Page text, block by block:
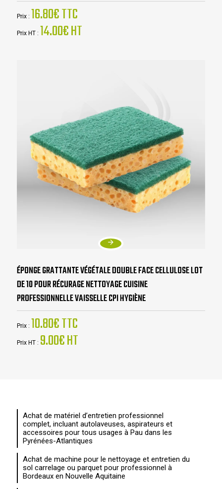
Prix : 16.80€ TTC
Prix HT : 14.00€ HT
ÉPONGE GRATTANTE VÉGÉTALE DOUBLE FACE CELLULOSE LOT
DE 10 POUR RÉCURAGE NETTOYAGE CUISINE
PROFESSIONNELLE VAISSELLE CPI HYGIÈNE
Prix : 10.80€ TTC
Prix HT : 9.00€ HT
Achat de matériel d’entretien professionnel
complet, incluant autolaveuses, aspirateurs et
accessoires pour tous usages à Pau dans les
Pyrénées-Atlantiques
Achat de machine pour le nettoyage et entretien du
sol carrelage ou parquet pour professionnel à
Bordeaux en Nouvelle Aquitaine